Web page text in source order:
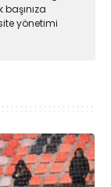
yönetimi